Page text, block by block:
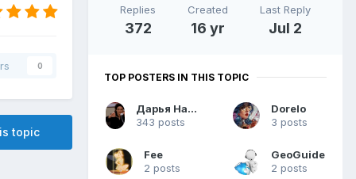
0
topic
Replies
372
Created
16 yr
Last Reply
Jul 2
TOP POSTERS IN THIS TOPIC
Дарья Назарова
343 posts
Dorelo
3 posts
Fee
2 posts
GeoGuide
2 posts